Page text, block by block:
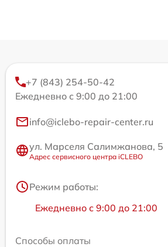
+7 (843) 254-50-42
Ежедневно с 9:00 до 21:00
info@iclebo-repair-center.ru
ул. Марселя Салимжанова, 5
Адрес сервисного центра iCLEBO
Режим работы:
Ежедневно с 9:00 до 21:00
Способы оплаты